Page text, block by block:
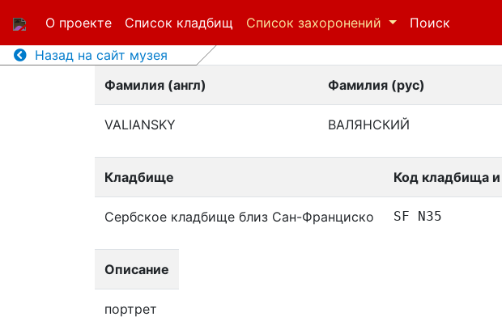
О проекте Список кладбищ Список захоронений Поиск
Назад на сайт музея
Фамилия (англ)
Фамилия (рус)
VALIANSKY ВАЛЯНСКИЙ
Кладбище Код кладбища
Сербское кладбище близ Сан-Франциско SF N35
Описание
портрет